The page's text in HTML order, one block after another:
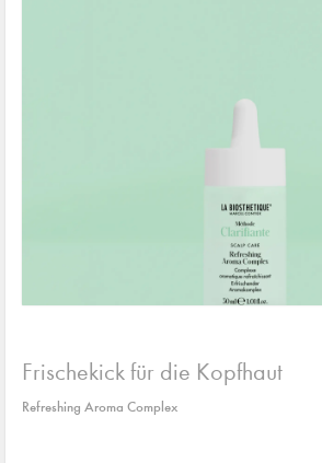
Frischekick für die Kopfhaut
Refreshing Aroma Complex